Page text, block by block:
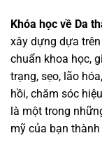
Khóa học về Da
xây dựng dựa
chuẩn khoa học,
trạng, sẹo, lão
hồi, chăm sóc
là một trong
mỹ của bạn